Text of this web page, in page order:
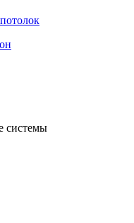
системы